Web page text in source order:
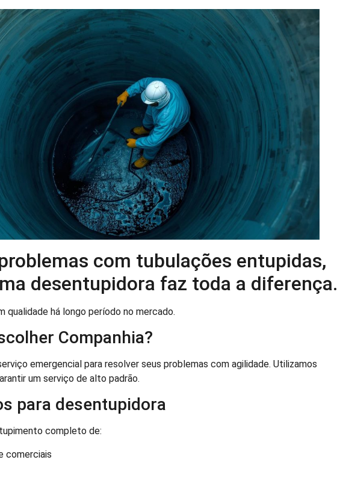
com tubulações entupidas,
desentupidora faz toda a diferença.
qualidade há longo período no mercado.
Companhia?
emergencial para resolver seus problemas com agilidade. Utilizamos
um serviço de alto padrão.
para desentupidora
completo de:
comerciais